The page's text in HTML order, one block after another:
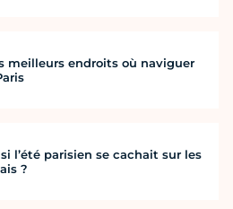
meilleurs endroits où naviguer
l’été parisien se cachait sur les
?